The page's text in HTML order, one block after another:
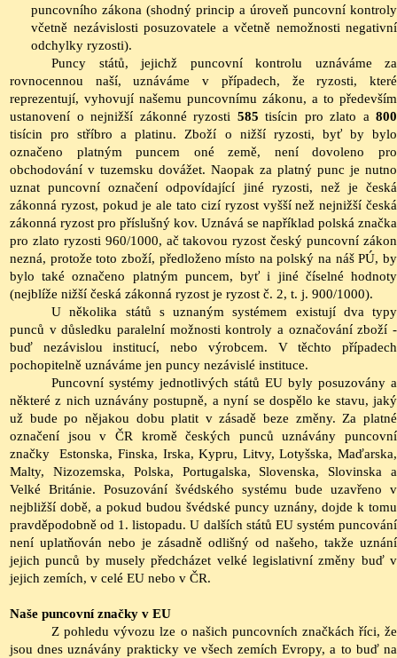
puncovního zákona (shodný princip a úroveň puncovní kontroly
včetně nezávislosti posuzovatele a včetně nemožnosti negativní
odchylky ryzosti).
Puncy států, jejichž puncovní kontrolu uznáváme za
rovnocennou naší, uznáváme v případech, že ryzosti, které
reprezentují, vyhovují našemu puncovnímu zákonu, a to především
ustanovení o nejnižší zákonné ryzosti 585 tisícin pro zlato a 800
tisícin pro stříbro a platinu. Zboží o nižší ryzosti, byť by bylo
označeno platným puncem oné země, není dovoleno pro
obchodování v tuzemsku dovážet. Naopak za platný punc je nutno
uznat puncovní označení odpovídající jiné ryzosti, než je česká
zákonná ryzost, pokud je ale tato cizí ryzost vyšší než nejnižší česká
zákonná ryzost pro příslušný kov. Uznává se například polská značka
pro zlato ryzosti 960/1000, ač takovou ryzost český puncovní zákon
nezná, protože toto zboží, předloženo místo na polský na nášPÚ, by
bylo také označeno platným puncem, byť i jiné číselné hodnoty
(nejblíže nižší česká zákonná ryzost je ryzost č. 2, t. j. 900/1000).
U několika států s uznaným systémem existují dva typy
punců v důsledku paralelní možnosti kontroly a označování zboží -
buď nezávislou institucí, nebo výrobcem. V těchto případech
pochopitelně uznáváme jen puncy nezávislé instituce.
Puncovní systémy jednotlivých států EU byly posuzovány a
některé z nich uznávány postupně, a nyní se dospělo ke stavu, jaký
už bude po nějakou dobu platit v zásadě beze změny. Za platné
označení jsou v ČR kromě českých punců uznávány puncovní
značky Estonska, Finska, Irska, Kypru, Litvy, Lotyšska, Maďarska,
Malty, Nizozemska, Polska, Portugalska, Slovenska, Slovinska a
Velké Británie. Posuzování švédského systému bude uzavřeno v
nejbližší době, a pokud budou švédské puncy uznány, dojde k tomu
pravděpodobně od 1. listopadu. U dalších států EU systém puncování
není uplatňován nebo je zásadně odlišný od našeho, takže uznání
jejich punců by musely předcházet velké legislativní změny buď v
jejich zemích, v celé EU nebo v ČR.
Naše puncovní značky v EU
Z pohledu vývozu lze o našich puncovních značkách říci, že
jsou dnes uznávány prakticky ve všech zemích Evropy, a to buď na